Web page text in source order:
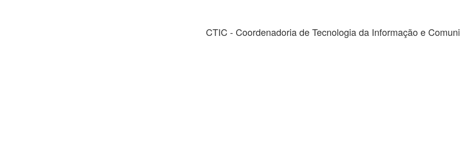
CTIC - Coordenadoria de Tecnologia da Informação e